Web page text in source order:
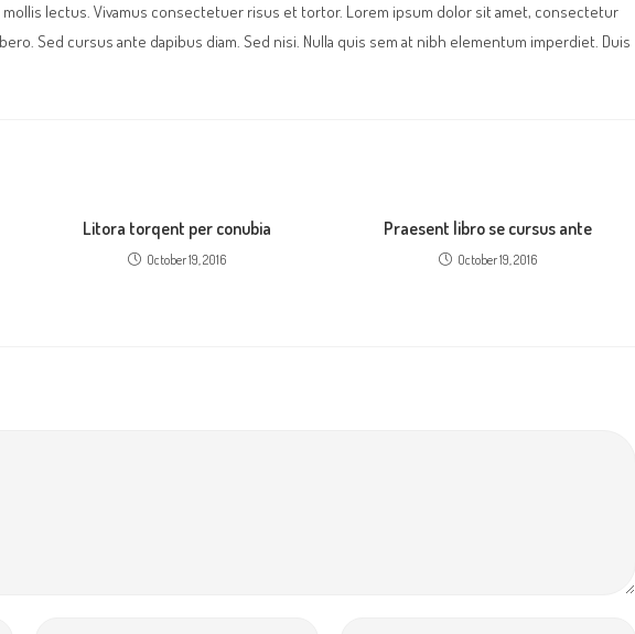
mollis lectus. Vivamus consectetuer risus et tortor. Lorem ipsum dolor sit amet, consectetur
Sed cursus ante dapibus diam. Sed nisi. Nulla quis sem at nibh elementum imperdiet. Duis
Litora torqent per conubia
October 19, 2016
Praesent libro se cursus ante
October 19, 2016